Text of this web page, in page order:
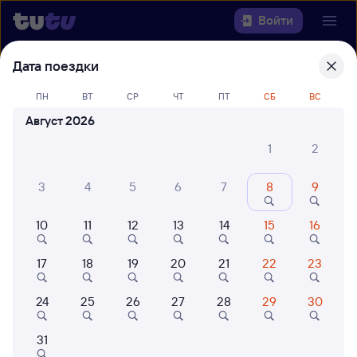
Войти
Выберите день, чтобы найти
билеты Новосибирск-Главный —
Куанда
Куда
Когда
Кто едет
Найти поезда
Дата поездки
ПН ВТ СР ЧТ ПТ СБ ВС
Август 2026
1
2
3 4 5 6 7 8 9
10 11 12 13 14 15 16
17 18 19 20 21 22 23
24 25 26 27 28 29 30
31